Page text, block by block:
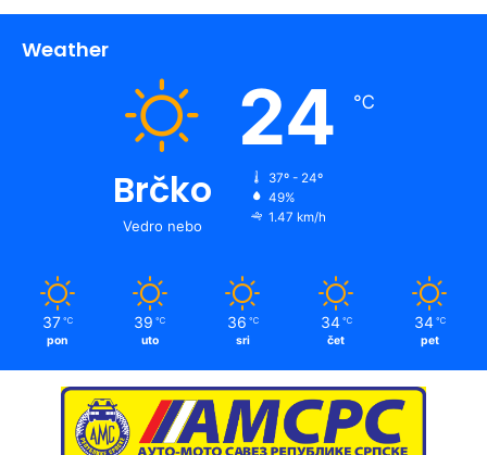
Weather
Brčko
Vedro nebo
24 ℃
37º - 24º
49%
1.47 km/h
37 ℃
pon
39 ℃
uto
36 ℃
sri
34 ℃
čet
34 ℃
pet